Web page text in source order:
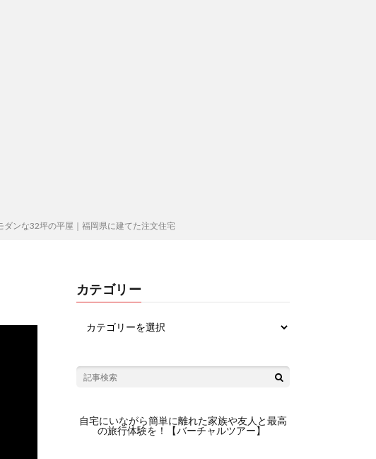
ダンな32坪の平屋｜福岡県に建てた注文住宅
カテゴリー
自宅にいながら簡単に離れた家族や友人と最高
の旅行体験を！【バーチャルツアー】